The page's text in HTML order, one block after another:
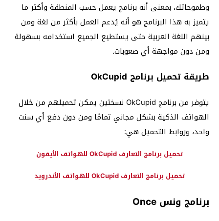
وطموحاتك، بمعنى أنه برنامج يعمل حسب المنطقة وأكثر ما
يتميز به هذا البرنامج هو أنه يُدعم العمل بأكثر من لغة ومن
بينهم اللغة العربية حتى يستطيع الجميع استخدامه بسهولة
ومن دون مواجهة أي صعوبات.
طريقة تحميل برنامج OkCupid
يتوفر من برنامج OkCupid نسختين يمكن تحميلهم من خلال
الهواتف الذكية بشكل مجاني تمامًا ومن دون دفع أي سنت
واحد، وروابط التحميل هي:
تحميل برنامج التعارف OkCupid للهواتف الأيفون
تحميل برنامج التعارف OkCupid للهواتف الأندرويد
برنامج ونس Once